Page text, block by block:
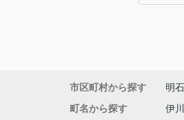
市区町村から探す 明
町名から探す
伊